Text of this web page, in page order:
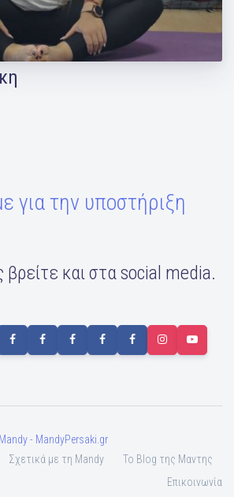
διατατικών
όλο το σώμα από την
για την υποστήριξη
και στα social media.
- MandyPersaki.gr
Σχετικά με τη Mandy
To Blog της Μαντης
Επικοινωνία